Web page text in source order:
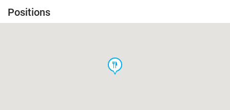
Positions
food